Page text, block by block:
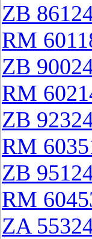
ZB
RM
ZB
RM
ZB
RM
ZB
RM
ZA